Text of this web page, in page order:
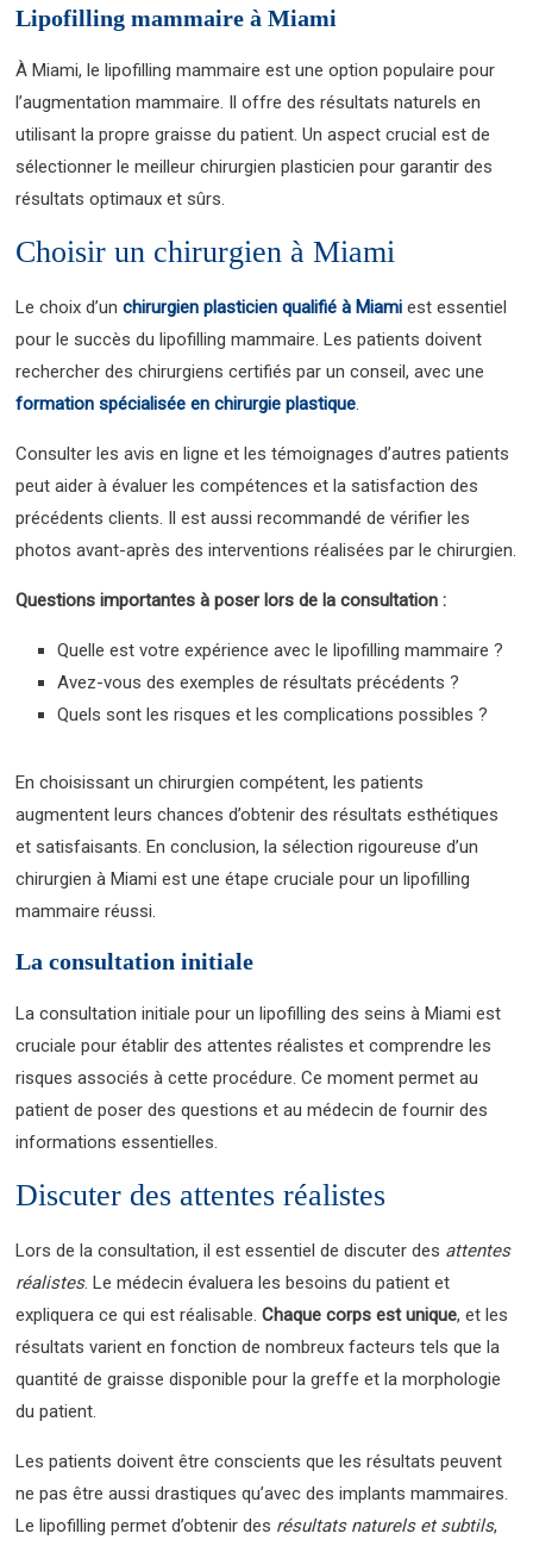
Lipofilling mammaire à Miami
À Miami, le lipofilling mammaire est une option populaire pour
l’augmentation mammaire. Il offre des résultats naturels en
utilisant la propre graisse du patient. Un aspect crucial est de
sélectionner le meilleur chirurgien plasticien pour garantir des
résultats optimaux et sûrs.
Choisir un chirurgien à Miami
Le choix d’unchirurgien plasticien qualifié à Miami est essentiel
pour le succès du lipofilling mammaire. Les patients doivent
rechercher des chirurgiens certifiés par un conseil, avec une
formation spécialisée en chirurgie plastique.
Consulter les avis en ligne et les témoignages d’autres patients
peut aider à évaluer les compétences et la satisfaction des
précédents clients. Il est aussi recommandé de vérifier les
photos avant-après des interventions réalisées par le chirurgien.
Questions importantes à poser lors de la consultation :
Quelle est votre expérience avec le lipofilling mammaire ?
Avez-vous des exemples de résultats précédents ?
Quels sont les risques et les complications possibles ?
En choisissant un chirurgien compétent, les patients
augmentent leurs chances d’obtenir des résultats esthétiques
et satisfaisants. En conclusion, la sélection rigoureuse d’un
chirurgien à Miami est une étape cruciale pour un lipofilling
mammaire réussi.
La consultation initiale
La consultation initiale pour un lipofilling des seins à Miami est
cruciale pour établir des attentes réalistes et comprendre les
risques associés à cette procédure. Ce moment permet au
patient de poser des questions et au médecin de fournir des
informations essentielles.
Discuter des attentes réalistes
Lors de la consultation, il est essentiel de discuter des attentes
réalistes. Le médecin évaluera les besoins du patient et
expliquera ce qui est réalisable.Chaque corps est unique, et les
résultats varient en fonction de nombreux facteurs tels que la
quantité de graisse disponible pour la greffe et la morphologie
du patient.
Les patients doivent être conscients que les résultats peuvent
ne pas être aussi drastiques qu’avec des implants mammaires.
Le lipofilling permet d’obtenir des résultats naturels et subtils,